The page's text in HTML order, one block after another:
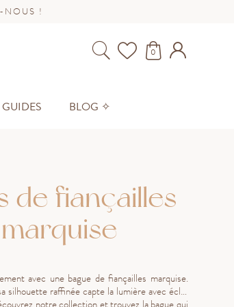
NOUS !
GUIDES BLOG ✧
0
de fiançailles
avec une bague de fiançailles marquise.
silhouette raffinée capte la lumière avec éclat
notre collection et trouvez la bague qui